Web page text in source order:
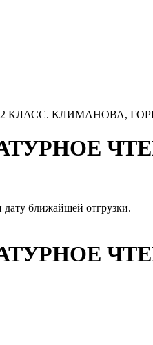
КЛАСС. КЛИМАНОВА,
дату ближайшей отгрузки.